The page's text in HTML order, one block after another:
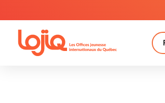
to
content